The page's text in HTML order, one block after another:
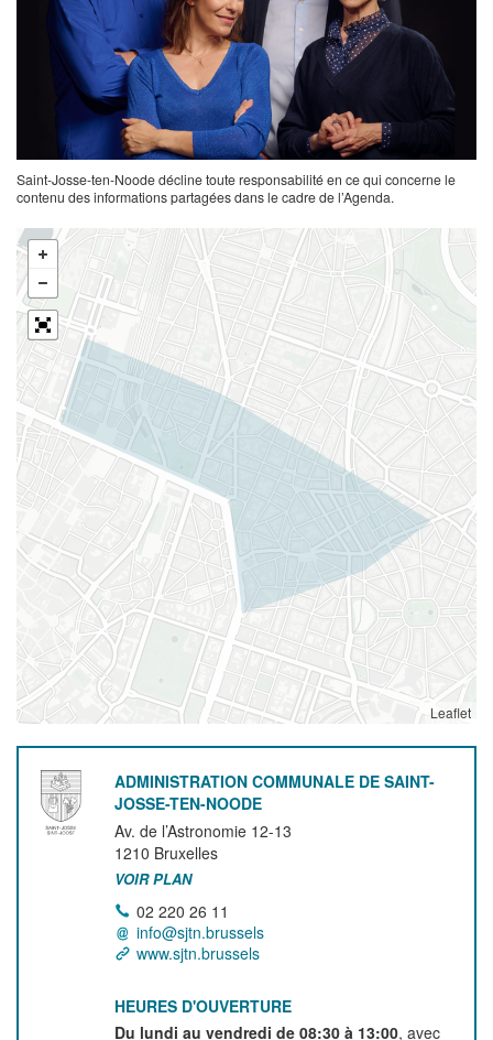
Saint-Josse-ten-Noode décline toute responsabilité en ce qui concerne le
contenu des informations partagées dans le cadre de l’Agenda.
Leaflet
ADMINISTRATION COMMUNALE DE SAINT-
JOSSE-TEN-NOODE
Av. de l’Astronomie 12-13
1210 Bruxelles
VOIR PLAN
02 220 26 11
info@sjtn.brussels
www.sjtn.brussels
HEURES D'OUVERTURE
Du lundi au vendredi de 08:30 à 13:00, avec